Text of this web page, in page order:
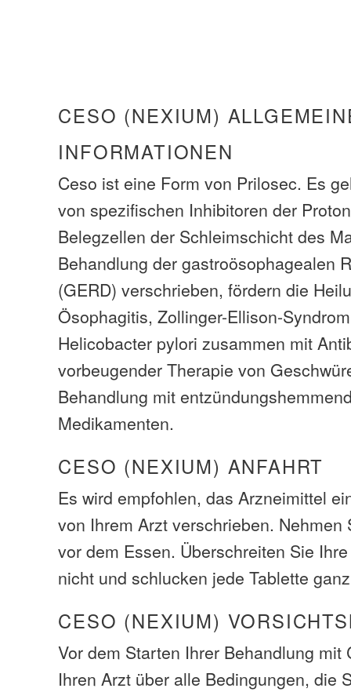
CESO (NEXIUM)
INFORMATIONEN
Ceso ist eine Form von Prilosec. Es
von spezifischen Inhibitoren der
Belegzellen der Schleimschicht des
Behandlung der gastroösophagealen
(GERD) verschrieben, fördern die
Ösophagitis, Zollinger-Ellison-
Helicobacter pylori zusammen mit
vorbeugender Therapie von
Behandlung mit
Medikamenten.
CESO (NEXIUM) ANFAHRT
Es wird empfohlen, das Arzneimittel
von Ihrem Arzt verschrieben.
vor dem Essen. Überschreiten Sie
nicht und schlucken jede Tablette
CESO (NEXIUM)
Vor dem Starten Ihrer Behandlung mit
Ihren Arzt über alle Bedingungen, die